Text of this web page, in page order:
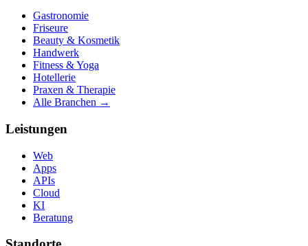
Gastronomie
Friseure
Beauty & Kosmetik
Handwerk
Fitness & Yoga
Hotellerie
Praxen & Therapie
Alle Branchen →
Leistungen
Web
Apps
APIs
Cloud
KI
Beratung